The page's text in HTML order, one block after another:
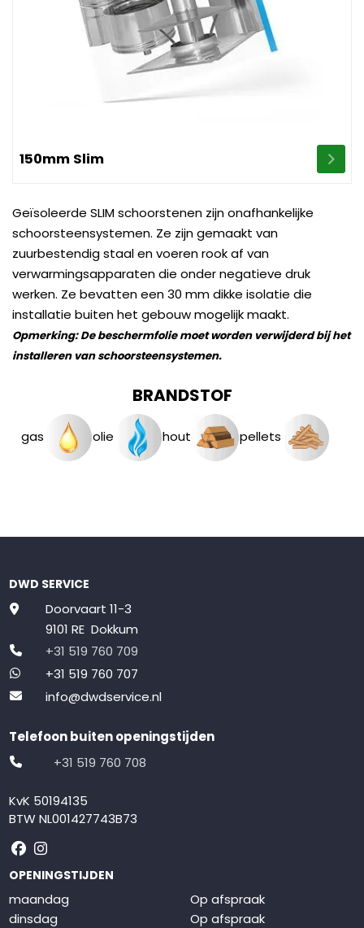
150mm Slim
Geïsoleerde SLIM schoorstenen zijn onafhankelijke
schoorsteensystemen. Ze zijn gemaakt van
zuurbestendig staal en voeren rook af van
verwarmingsapparaten die onder negatieve druk
werken. Ze bevatten een 30 mm dikke isolatie die
installatie buiten het gebouw mogelijk maakt.
Opmerking: De beschermfolie moet worden verwijderd bij het
installeren van schoorsteensystemen.
BRANDSTOF
gas olie hout pellets
DWD SERVICE
Doorvaart 11-3
9101 RE Dokkum
+31 519 760 709
+31 519 760 707
info@dwdservice.nl
Telefoon buiten openingstijden
+31 519 760 708
KvK 50194135
BTW NL001427743B73
Volg ons op Facebook
Volg ons op Instagram
OPENINGSTIJDEN
maandag
Op afspraak
dinsdag
Op afspraak